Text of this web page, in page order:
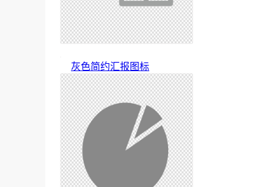
灰色简约汇报图标